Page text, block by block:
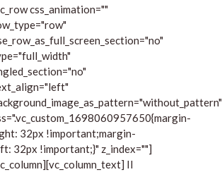
css_animation=""
32px !important;margin-
32px !important;}" z_index=""]
Il